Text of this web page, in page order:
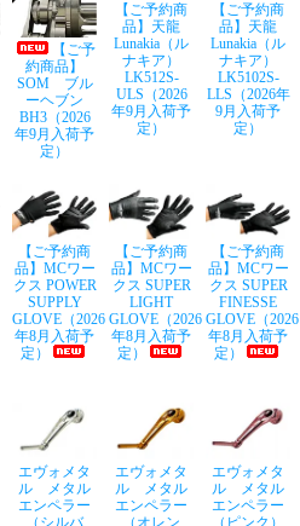
【ご予
約商品】
SOM ブル
ーヘブン
BH3（2026
年9月入荷予
定）
【ご予約商
品】天龍
Lunakia（ル
ナキア）
LK512S-
ULS（2026
年9月入荷予
定）
【ご予約商
品】天龍
Lunakia（ル
ナキア）
LK5102S-
LLS（2026年
9月入荷予
定）
【ご予約商
品】MCワー
クス POWER
SUPPLY
GLOVE（2026
年8月入荷予
定）
【ご予約商
品】MCワー
クス SUPER
LIGHT
GLOVE（2026
年8月入荷予
定）
【ご予約商
品】MCワー
クス SUPER
FINESSE
GLOVE（2026
年8月入荷予
定）
エヴォメタ
ル メタル
エンペラー
（シルバ
エヴォメタ
ル メタル
エンペラー
（オレン
エヴォメタ
ル メタル
エンペラー
（ピンク）